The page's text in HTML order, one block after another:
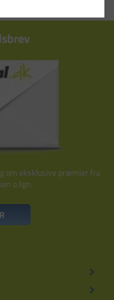
om eksklusive præmier fra
o.lign.